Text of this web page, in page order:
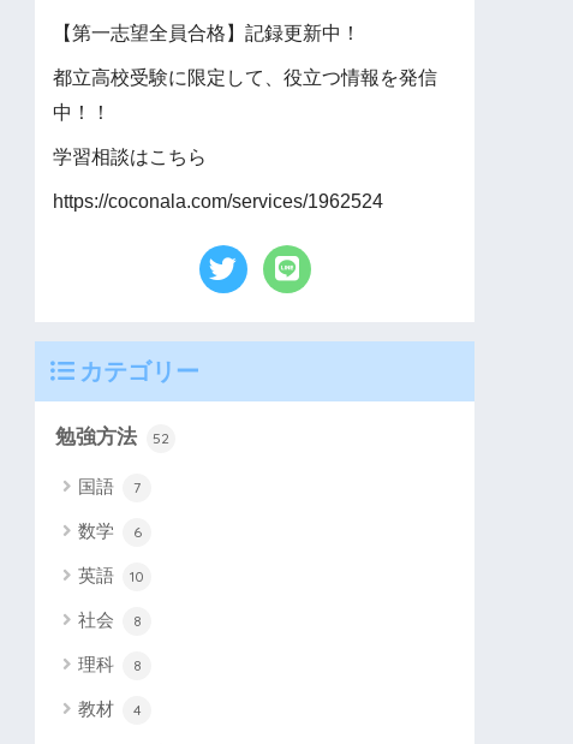
【第一志望全員合格】記録更新中！
都立高校受験に限定して、役立つ情報を発信
中！！
学習相談はこちら
https://coconala.com/services/1962524
カテゴリー
勉強方法 52
国語 7
数学 6
英語 10
社会 8
理科 8
教材 4